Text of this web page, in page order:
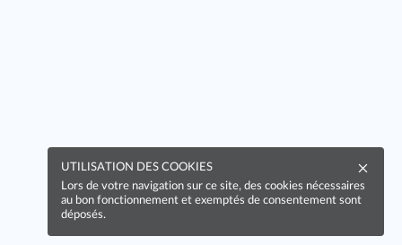
UTILISATION DES COOKIES
Lors de votre navigation sur ce site, des cookies nécessaires
au bon fonctionnement et exemptés de consentement sont
déposés.